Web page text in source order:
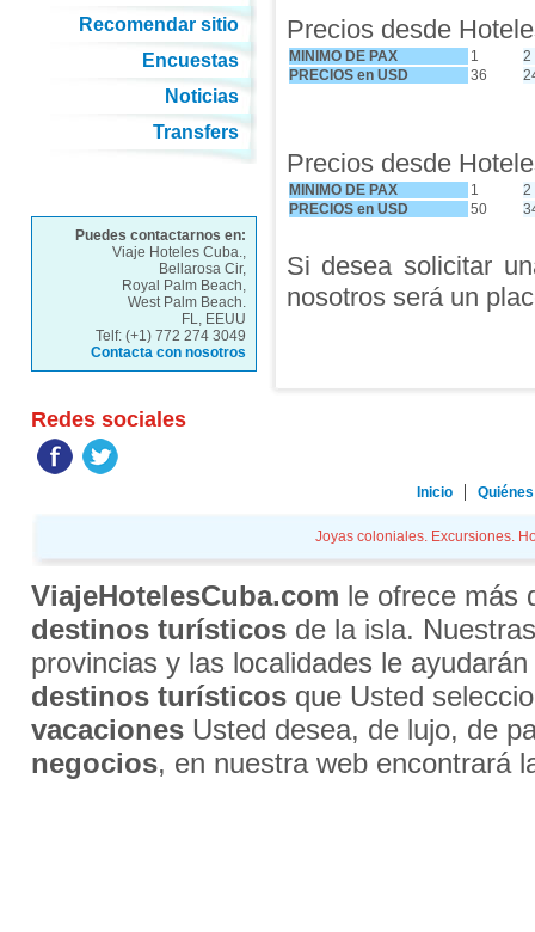
Precios desde
MINIMO DE PAX 1
2
PRECIOS en USD
36
Precios desde
MINIMO DE PAX 1
2
PRECIOS en USD
50
Si desea solicitar
nosotros será un
Recomendar sitio
Encuestas
Noticias
Transfers
Puedes contactarnos en:
Viaje Hoteles Cuba.,
Bellarosa Cir,
Royal Palm Beach,
West Palm Beach.
FL, EEUU
Telf: (+1) 772 274 3049
Contacta con nosotros
Redes sociales
Inicio
Joyas coloniales. Excursiones.
ViajeHotelesCuba.com le ofrece más
destinos turísticosde la isla.
provincias y las localidades le
destinos turísticosque Usted
vacacionesUsted desea, de lujo, de
negocios, en nuestra web encontrará